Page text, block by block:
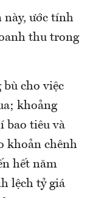
này, ước tính
thu trong
bù cho việc
khoảng
bao tiêu và
khoản chênh
hết năm
lệch tỷ giá